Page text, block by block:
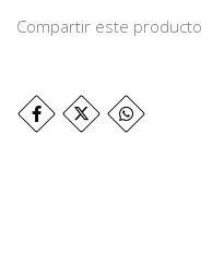
Compartir este producto